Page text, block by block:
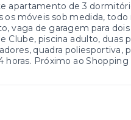
apartamento de 3
os móveis sob medida,
vaga de garagem para
piscina adulto, duas
quadra poliesportiva,
horas. Próximo ao